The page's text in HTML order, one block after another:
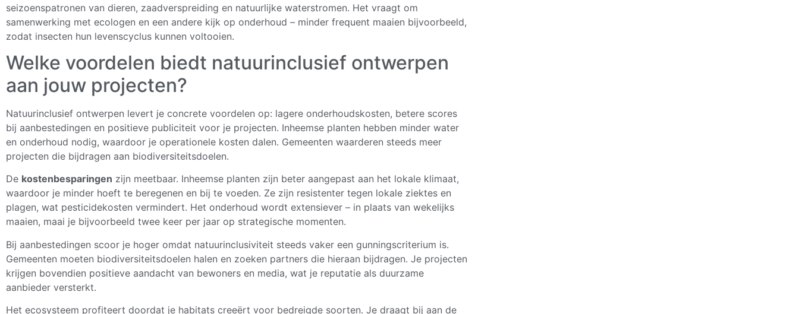
seizoenspatronen van dieren, zaadverspreiding en natuurlijke waterstromen. Het vraagt om
samenwerking met ecologen en een andere kijk op onderhoud – minder frequent maaien bijvoorbeeld,
zodat insecten hun levenscyclus kunnen voltooien.
Welke voordelen biedt natuurinclusief ontwerpen
aan jouw projecten?
Natuurinclusief ontwerpen levert je concrete voordelen op: lagere onderhoudskosten, betere scores
bij aanbestedingen en positieve publiciteit voor je projecten. Inheemse planten hebben minder water
en onderhoud nodig, waardoor je operationele kosten dalen. Gemeenten waarderen steeds meer
projecten die bijdragen aan biodiversiteitsdoelen.
De kostenbesparingen zijn meetbaar. Inheemse planten zijn beter aangepast aan het lokale klimaat,
waardoor je minder hoeft te beregenen en bij te voeden. Ze zijn resistenter tegen lokale ziektes en
plagen, wat pesticidekosten vermindert. Het onderhoud wordt extensiever – in plaats van wekelijks
maaien, maai je bijvoorbeeld twee keer per jaar op strategische momenten.
Bij aanbestedingen scoor je hoger omdat natuurinclusiviteit steeds vaker een gunningscriterium is.
Gemeenten moeten biodiversiteitsdoelen halen en zoeken partners die hieraan bijdragen. Je projecten
krijgen bovendien positieve aandacht van bewoners en media, wat je reputatie als duurzame
aanbieder versterkt.
Het ecosysteem profiteert doordat je habitats creeërt voor bedreigde soorten. Je draagt bij aan de